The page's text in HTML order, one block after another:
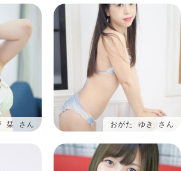
栞 さん おがた ゆき さん